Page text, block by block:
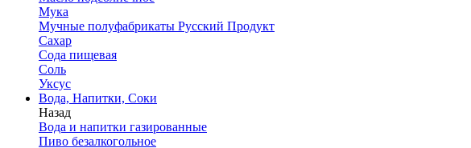
Мука
Мучные полуфабрикаты Русский Продукт
Сахар
Сода пищевая
Соль
Уксус
Вода, Напитки, Соки
Назад
Вода и напитки газированные
Пиво безалкогольное